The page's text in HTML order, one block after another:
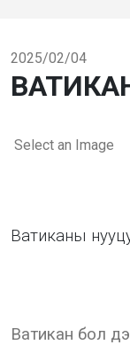
2025/02/04
Select an Image
Ватиканы
Ватикан бол